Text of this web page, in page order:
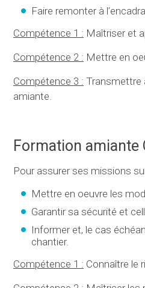
Faire remonter à
Compétence 1 : Maîtriser et
Compétence 2 : Mettre en
Compétence 3 : Transmettre
amiante.
Formation
Pour assurer ses missions
Mettre en oeuvre les
Garantir sa sécurité et
Informer et, le cas
chantier.
Compétence 1 : Connaître le